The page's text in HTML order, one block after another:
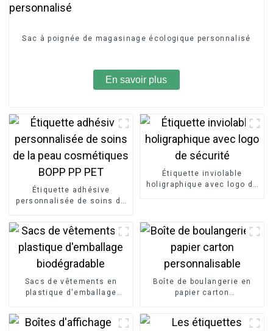
Sac à poignée de magasinage écologique personnalisé
En savoir plus
Étiquette adhésive
personnalisée de soins de
Étiquette inviolable
holigraphique avec logo de
Sacs de vêtements en
plastique d'emballage
Boîte de boulangerie en
papier carton